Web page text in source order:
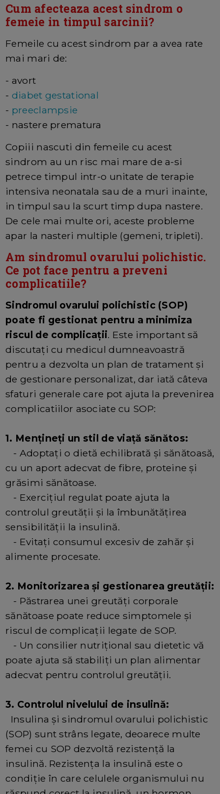
Cum afecteaza acest sindrom o
femeie in timpul sarcinii?
Femeile cu acest sindrom par a avea rate
mai mari de:
- avort
- diabet gestational
- preeclampsie
- nastere prematura
Copiii nascuti din femeile cu acest
sindrom au un risc mai mare de a-si
petrece timpul intr-o unitate de terapie
intensiva neonatala sau de a muri inainte,
in timpul sau la scurt timp dupa nastere.
De cele mai multe ori, aceste probleme
apar la nasteri multiple (gemeni, tripleti).
Am sindromul ovarului polichistic.
Ce pot face pentru a preveni
complicatiile?
Sindromul ovarului polichistic (SOP)
poate fi gestionat pentru a minimiza
riscul de complicații. Este important să
discutați cu medicul dumneavoastră
pentru a dezvolta un plan de tratament și
de gestionare personalizat, dar iată câteva
sfaturi generale care pot ajuta la prevenirea
complicatiilor asociate cu SOP:
1. Mențineți un stil de viață sănătos:
- Adoptați o dietă echilibrată și sănătoasă,
cu un aport adecvat de fibre, proteine și
grăsimi sănătoase.
- Exercițiul regulat poate ajuta la
controlul greutății și la îmbunătățirea
sensibilității la insulină.
- Evitați consumul excesiv de zahăr și
alimente procesate.
2. Monitorizarea și gestionarea greutății:
- Păstrarea unei greutăți corporale
sănătoase poate reduce simptomele și
riscul de complicații legate de SOP.
- Un consilier nutrițional sau dietetic vă
poate ajuta să stabiliți un plan alimentar
adecvat pentru controlul greutății.
3. Controlul nivelului de insulină:
Insulina și sindromul ovarului polichistic
(SOP) sunt strâns legate, deoarece multe
femei cu SOP dezvoltă rezistență la
insulină. Rezistența la insulină este o
condiție în care celulele organismului nu